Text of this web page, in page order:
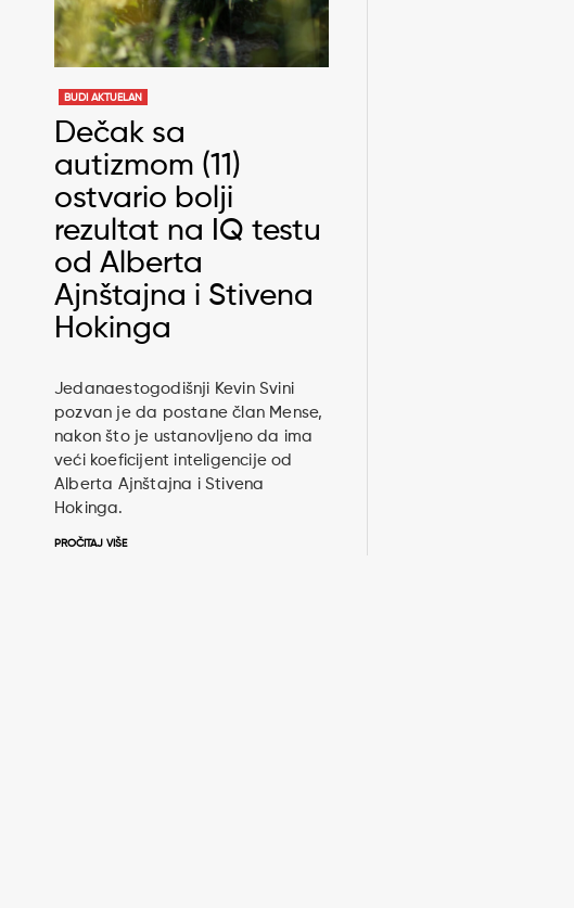
BUDI AKTUELAN
Dečak sa
autizmom (11)
ostvario bolji
rezultat na IQ testu
od Alberta
Ajnštajna i Stivena
Hokinga
Jedanaestogodišnji Kevin Svini
pozvan je da postane član Mense,
nakon što je ustanovljeno da ima
veći koeficijent inteligencije od
Alberta Ajnštajna i Stivena
Hokinga.
PROČITAJ VIŠE